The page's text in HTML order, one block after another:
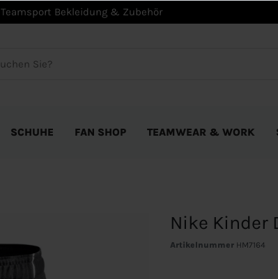
Teamsport Bekleidung & Zubehör
SCHUHE FAN SHOP TEAMWEAR & WORK
Nike Kinder
Artikelnummer HM7164